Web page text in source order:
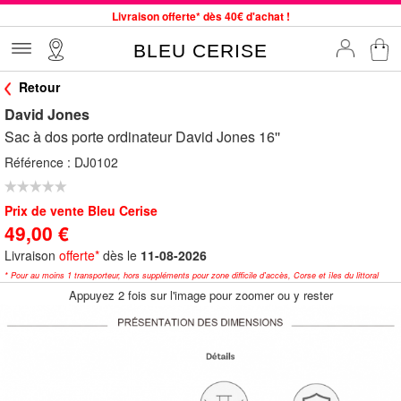
Livraison offerte* dès 40€ d'achat !
Commande avant 12h expédiée le jour même, du lundi au vendredi
Jusqu'à -75% sur le site du 29/07 au 27/08
Samsonite, Delsey, American Tourister, Little Marcel à Prix Bas
BLEU CERISE
Retour
David Jones
Sac à dos porte ordinateur David Jones 16''
Référence : DJ0102
Prix de vente Bleu Cerise
49,00 €
Livraison offerte* dès le 11-08-2026
* Pour au moins 1 transporteur, hors suppléments pour zone difficile d'accès, Corse et îles du littoral
Appuyez 2 fois sur l'image pour zoomer ou y rester